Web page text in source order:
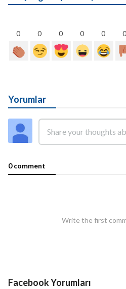
0 0 0 0 0 0
Yorumlar
0 comment
Write the first
Facebook Yorumları